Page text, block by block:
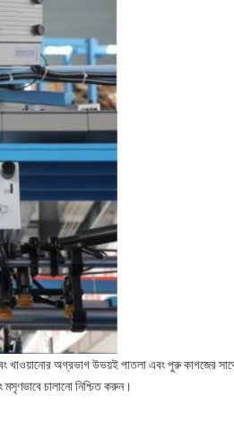
খাওয়ানোর অগ্রভাগ উভয়ই পাতলা এবং পুরু কাগজের
চালানো নিশ্চিত করুন।